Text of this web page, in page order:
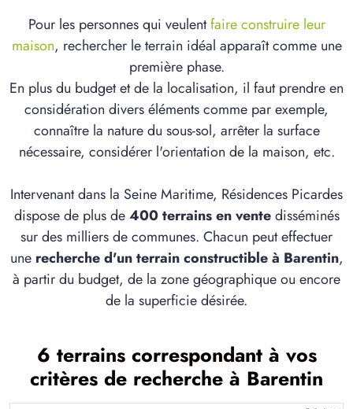
Pour les personnes qui veulentfaire construire leur
maison, rechercher le terrain idéal apparaît comme une
première phase.
En plus du budget et de la localisation, il faut prendre en
considération divers éléments comme par exemple,
connaître la nature du sous-sol, arrêter la surface
nécessaire, considérer l'orientation de la maison, etc.
Intervenant dans la Seine Maritime, Résidences Picardes
dispose de plus de400 terrains en ventedisséminés
sur des milliers de communes. Chacun peut effectuer
une recherche d'un terrain constructible à Barentin,
à partir du budget, de la zone géographique ou encore
de la superficie désirée.
6 terrains correspondant à vos
critères de recherche à Barentin